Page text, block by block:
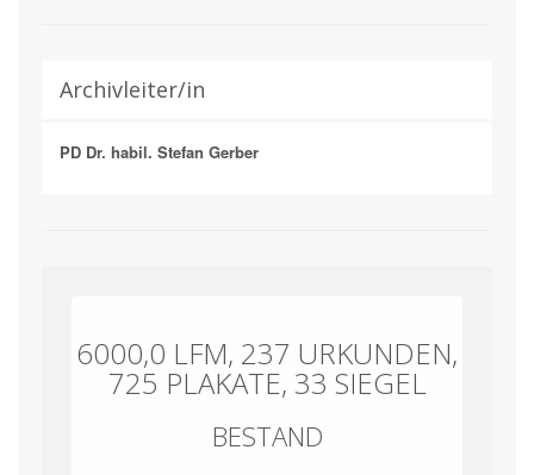
Archivleiter/in
PD Dr. habil. Stefan Gerber
6000,0 LFM, 237 URKUNDEN,
725 PLAKATE, 33 SIEGEL
BESTAND